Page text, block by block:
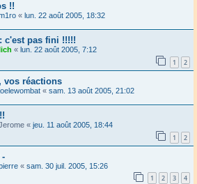
!!
« lun. 22 août 2005, 18:32
c'est pas fini !!!!!
lich « lun. 22 août 2005, 7:12
1 2
vos réactions
« sam. 13 août 2005, 21:02
« jeu. 11 août 2005, 18:44
1 2
-
« sam. 30 juil. 2005, 15:26
1 2 3 4